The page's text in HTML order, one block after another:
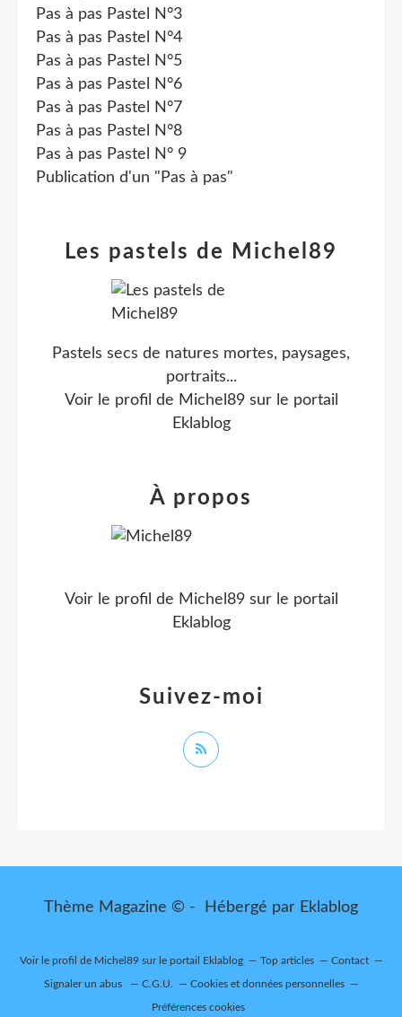
Pas à pas Pastel N°3
Pas à pas Pastel N°4
Pas à pas Pastel N°5
Pas à pas Pastel N°6
Pas à pas Pastel N°7
Pas à pas Pastel N°8
Pas à pas Pastel N° 9
Publication d'un "Pas à pas"
Les pastels de Michel89
Pastels secs de natures mortes, paysages,
portraits...
Voir le profil de Michel89sur le portail
Eklablog
Suivez-moi
À propos
Voir le profil de Michel89sur le portail
Eklablog
Thème Magazine © - Hébergé par Eklablog
Voir le profil de Michel89sur le portail Eklablog Top articles Contact
Signaler un abus C.G.U. Cookies et données personnelles
Préférences cookies